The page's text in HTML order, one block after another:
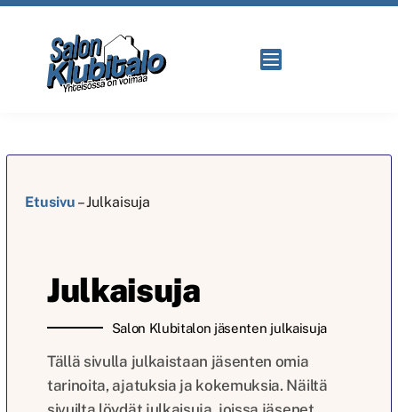
Etusivu –Julkaisuja
Julkaisuja
Salon Klubitalon jäsenten julkaisuja
Tällä sivulla julkaistaan jäsenten omia
tarinoita, ajatuksia ja kokemuksia. Näiltä